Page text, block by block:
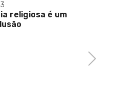
religiosa é um
Next